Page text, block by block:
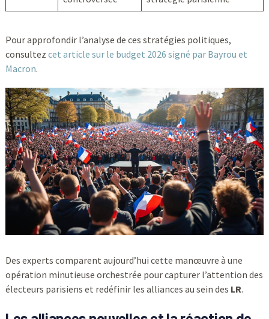
Pour approfondir l’analyse de ces stratégies politiques,
consultez cet article sur le budget 2026 signé par Bayrou et
Macron.
Des experts comparent aujourd’hui cette manœuvre à une
opération minutieuse orchestrée pour capturer l’attention des
électeurs parisiens et redéfinir les alliances au sein des LR.